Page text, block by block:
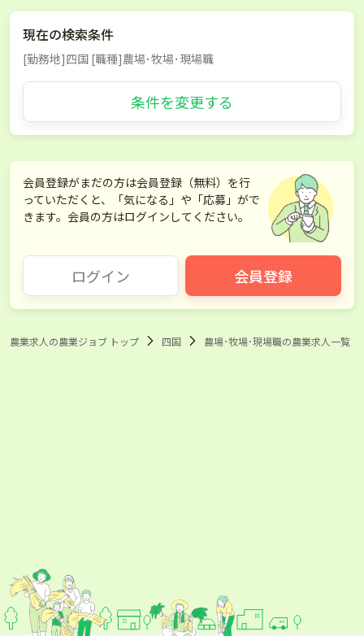
現在の検索条件
[勤務地]四国 [職種]農場･牧場･現場職
条件を変更する
会員登録がまだの方は会員登録（無料）を行
っていただくと、「気になる」や「応募」がで
きます。会員の方はログインしてください。
ログイン 会員登録
農業求人の農業ジョブ トップ 四国 農場･牧場･現場職の農業求人一覧